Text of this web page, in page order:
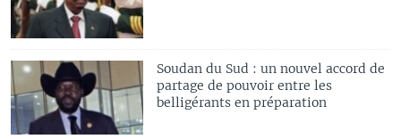
Soudan du Sud : un nouvel accord de
partage de pouvoir entre les
belligérants en préparation